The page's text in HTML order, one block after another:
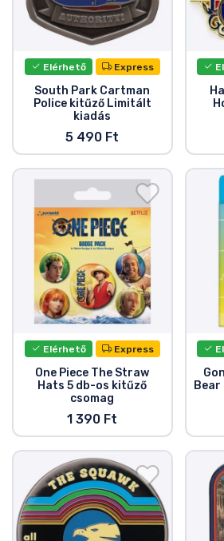
Elérhető Express
South Park Cartman
Police kitűző Limitált
kiadás
5 490 Ft
Elérhető Express
One Piece The Straw
Hats 5 db-os kitűző
csomag
1 390 Ft